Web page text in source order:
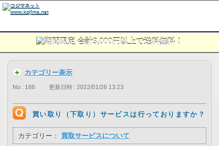
カテゴリー表示
No : 186 更新日時 : 2022/01/26 13:23
買い取り（下取り）サービスは行っておりますか？
カテゴリー： 買取サービスについて